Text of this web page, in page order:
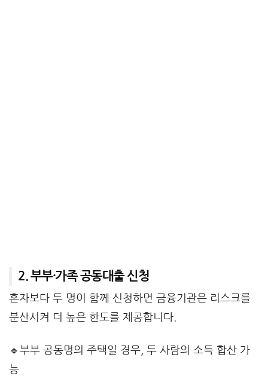
2. 부부·가족 공동대출 신청
혼자보다 두 명이 함께 신청하면 금융기관은 리스크를
분산시켜 더 높은 한도를 제공합니다.
🔹부부 공동명의 주택일 경우, 두 사람의 소득 합산 가
능